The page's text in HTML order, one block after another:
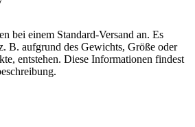
bei einem Standard-Versand an. Es
B. aufgrund des Gewichts, Größe oder
entstehen. Diese Informationen findest